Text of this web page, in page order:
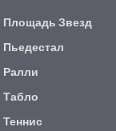
Площадь Звезд
Пьедестал
Ралли
Табло
Теннис